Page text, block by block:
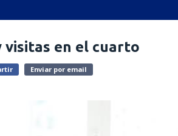
visitas en el cuarto
Enviar por email